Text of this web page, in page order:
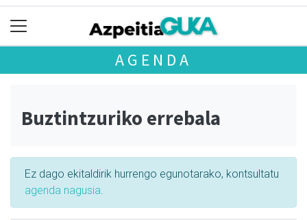
AGENDA
Buztintzuriko errebala
Ez dago ekitaldirik hurrengo egunotarako, kontsultatu
agenda nagusia